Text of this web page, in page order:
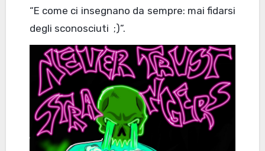
“E come ci insegnano da sempre: mai fidarsi
degli sconosciuti ;)”.